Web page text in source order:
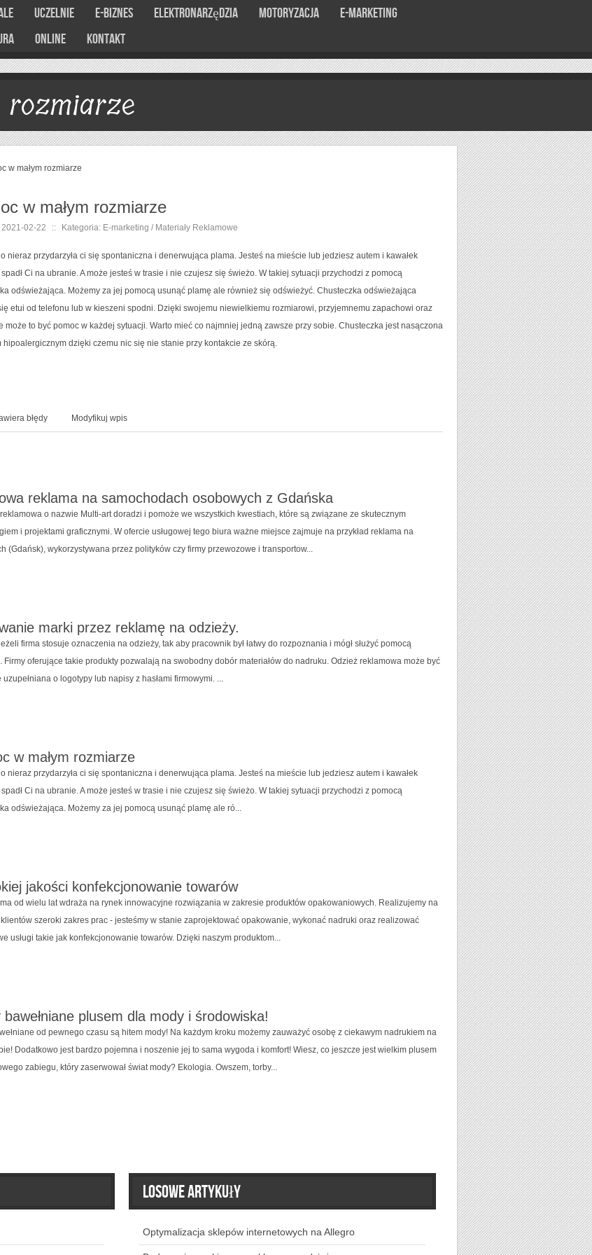
Uczelnie E-Biznes Elektronarzędzia Motoryzacja
E-marketing
Online Kontakt
rozmiarze
w małym rozmiarze
w małym rozmiarze
2021-02-22 :: Kategoria: E-marketing / Materiały Reklamowe
nieraz przydarzyła ci się spontaniczna i denerwująca plama. Jesteś na mieście lub jedziesz autem i kawałek
Ci na ubranie. A może jesteś w trasie i nie czujesz się świeżo. W takiej sytuacji przychodzi z pomocą
odświeżająca. Możemy za jej pomocą usunąć plamę ale również się odświeżyć. Chusteczka odświeżająca
etui od telefonu lub w kieszeni spodni. Dzięki swojemu niewielkiemu rozmiarowi, przyjemnemu zapachowi oraz
może to być pomoc w każdej sytuacji. Warto mieć co najmniej jedną zawsze przy sobie. Chusteczka jest nasączona
hipoalergicznym dzięki czemu nic się nie stanie przy kontakcie ze skórą.
błędy Modyfikuj wpis
reklama na samochodach osobowych z Gdańska
o nazwie Multi-art doradzi i pomoże we wszystkich kwestiach, które są związane ze skutecznym
i projektami graficznymi. W ofercie usługowej tego biura ważne miejsce zajmuje na przykład reklama na
(Gdańsk), wykorzystywana przez polityków czy firmy przewozowe i transportow...
marki przez reklamę na odzieży.
firma stosuje oznaczenia na odzieży, tak aby pracownik był łatwy do rozpoznania i mógł służyć pomocą
Firmy oferujące takie produkty pozwalają na swobodny dobór materiałów do nadruku. Odzież reklamowa może być
o logotypy lub napisy z hasłami firmowymi. ...
w małym rozmiarze
nieraz przydarzyła ci się spontaniczna i denerwująca plama. Jesteś na mieście lub jedziesz autem i kawałek
Ci na ubranie. A może jesteś w trasie i nie czujesz się świeżo. W takiej sytuacji przychodzi z pomocą
odświeżająca. Możemy za jej pomocą usunąć plamę ale ró...
jakości konfekcjonowanie towarów
od wielu lat wdraża na rynek innowacyjne rozwiązania w zakresie produktów opakowaniowych. Realizujemy na
szeroki zakres prac - jesteśmy w stanie zaprojektować opakowanie, wykonać nadruki oraz realizować
usługi takie jak konfekcjonowanie towarów. Dzięki naszym produktom...
bawełniane plusem dla mody i środowiska!
od pewnego czasu są hitem mody! Na każdym kroku możemy zauważyć osobę z ciekawym nadrukiem na
Dodatkowo jest bardzo pojemna i noszenie jej to sama wygoda i komfort! Wiesz, co jeszcze jest wielkim plusem
zabiegu, który zaserwował świat mody? Ekologia. Owszem, torby...
Losowe artykuły
Optymalizacja sklepów internetowych na Allegro